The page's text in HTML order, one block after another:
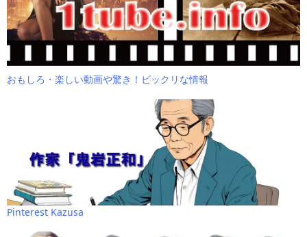
おもしろ・楽しい動画や驚き！ビックリな情報
Pinterest Kazusa